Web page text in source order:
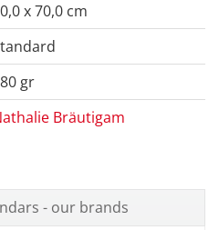
x 70,0 cm
gr
Bräutigam
- our brands